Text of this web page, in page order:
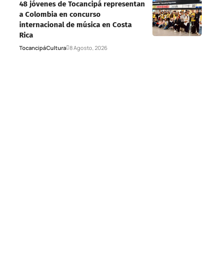
48 jóvenes de Tocancipá representan
a Colombia en concurso
internacional de música en Costa
Rica
TocancipáCultura 8 Agosto, 2026